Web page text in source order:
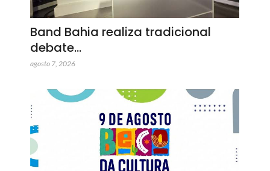
Band Bahia realiza tradicional
debate…
agosto 7, 2026